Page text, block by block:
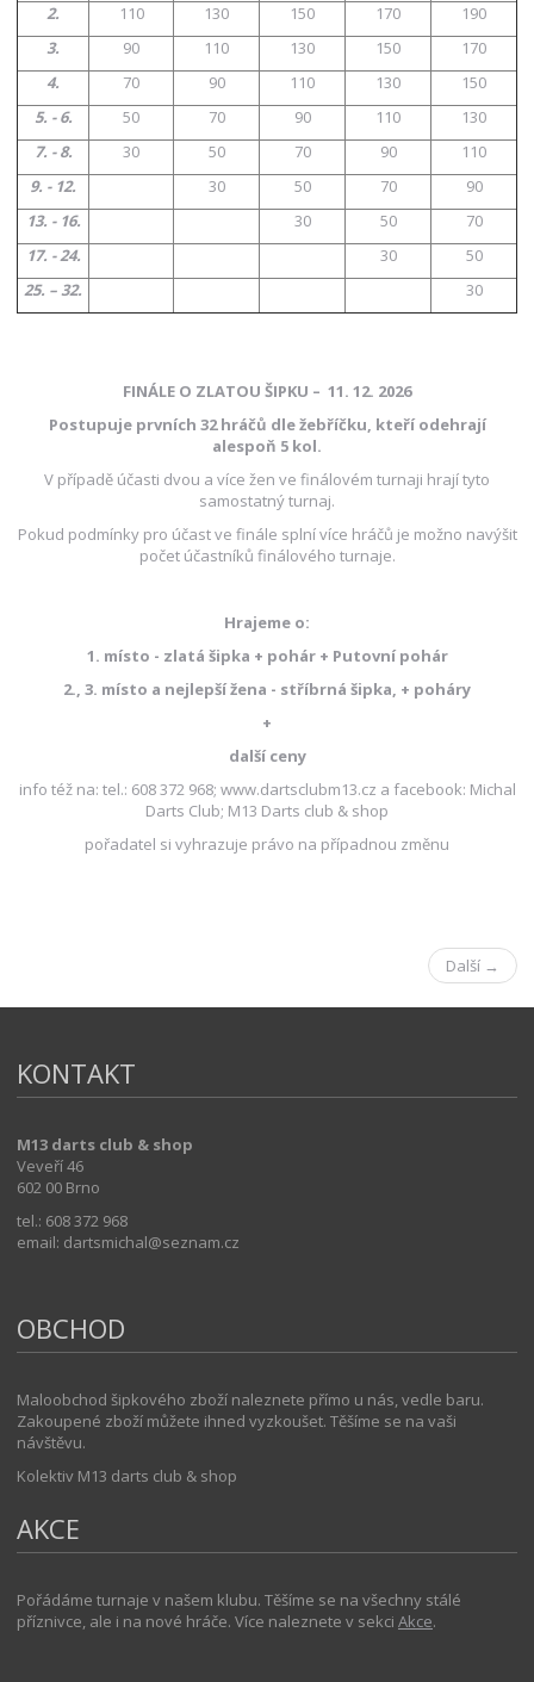
2.
110 130 150 170
190
3.
90 110 130 150
170
4.
70 90 110 130
150
5. - 6.
50 70 90 110
130
7. - 8.
30 50 70 90
110
9. - 12.
30 50 70
90
13. - 16.
30 50
70
17. - 24.
30
50
25. – 32.
30
FINÁLE O ZLATOU ŠIPKU – 11. 12. 2026
Postupuje prvních 32 hráčů dle žebříčku, kteří odehrají
alespoň 5 kol.
V případě účasti dvou a více žen ve finálovém turnaji hrají tyto
samostatný turnaj.
Pokud podmínky pro účast ve finále splní více hráčů je možno navýšit
počet účastníků finálového turnaje.
Hrajeme o:
1. místo - zlatá šipka + pohár + Putovní pohár
2., 3. místo a nejlepší žena - stříbrná šipka, + poháry
+
další ceny
info též na: tel.: 608 372 968; www.dartsclubm13.cz a facebook: Michal
Darts Club; M13 Darts club & shop
pořadatel si vyhrazuje právo na případnou změnu
Další →
KONTAKT
M13 darts club & shop
Veveří 46
602 00 Brno
tel.: 608 372 968
email: dartsmichal@seznam.cz
OBCHOD
Maloobchod šipkového zboží naleznete přímo u nás, vedle baru.
Zakoupené zboží můžete ihned vyzkoušet. Těšíme se na vaši
návštěvu.
Kolektiv M13 darts club & shop
AKCE
Pořádáme turnaje v našem klubu. Těšíme se na všechny stálé
příznivce, ale i na nové hráče. Více naleznete v sekci Akce.